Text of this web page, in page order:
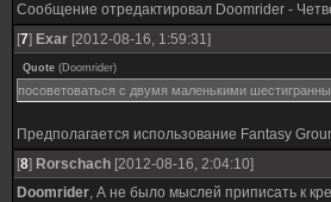
Сообщение отредактировал Doomrider -
[7] Exar [2012-08-16, 1:59:31]
Quote (Doomrider)
посоветоваться с двумя маленькими
Предполагается использование Fantasy
[8] Rorschach [2012-08-16, 2:04:10]
Doomrider, А не было мыслей приписать к